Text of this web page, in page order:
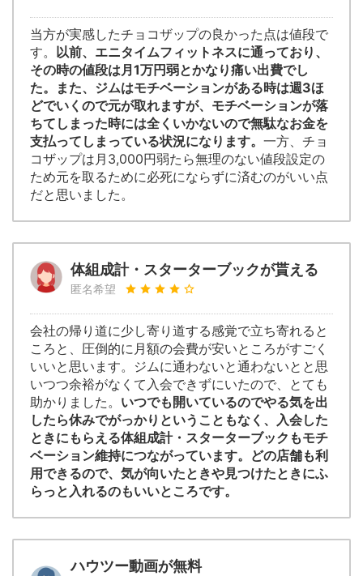
当方が実感したチョコザップの良かった点は値段で
す。 以前、エニタイムフィットネスに通っており、
その時の値段は月1万円弱とかなり痛い出費でし
た。また、ジムはモチベーションがある時は週3ほ
どでいくので元が取れますが、モチベーションが落
ちてしまった時には全くいかないので無駄なお金を
支払ってしまっている状況になります。 一方、チョ
コザップは月3,000円弱たら無理のない値段設定の
ため元を取るために必死にならずに済むのがいい点
だと思いました。
体組成計・スターターブックが貰える
匿名希望
会社の帰り道に少し寄り道する感覚で立ち寄れると
ころと、圧倒的に月額の会費が安いところがすごく
いいと思います。ジムに通わないと通わないとと思
いつつ余裕がなくて入会できずにいたので、とても
助かりました。 いつでも開いているのでやる気を出
したら休みでがっかりということもなく、入会した
ときにもらえる体組成計・スターターブックもモチ
ベーション維持につながっています。どの店舗も利
用できるので、気が向いたときや見つけたときにふ
らっと入れるのもいいところです。
ハウツー動画が無料